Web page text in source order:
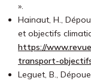
».
Hainaut, H.,
et objectifs
https://
transport-
Leguet, B.,